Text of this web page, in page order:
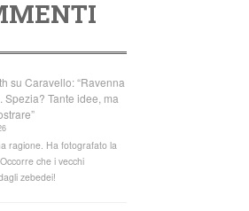
suCaravello: “Ravenna
Spezia? Tante idee, ma
ragione. Ha fotografato la
che i vecchi
zebedei!